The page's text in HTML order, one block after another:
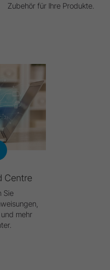
Zubehör für Ihre Produkte.
Centre
Sie
mehr